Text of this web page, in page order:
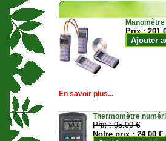
Prix :
Ajouter
En savoir plus...
Thermomètre
Prix :95.00 €
Notre prix :24.00 €